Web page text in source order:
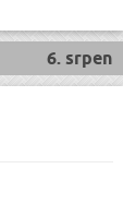
6. srpen